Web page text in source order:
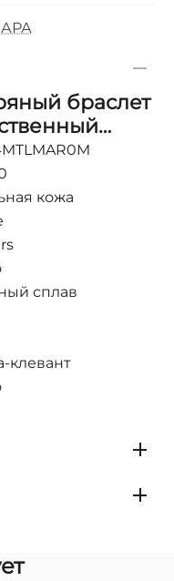
браслет
mind
кожа
сплав
клевант